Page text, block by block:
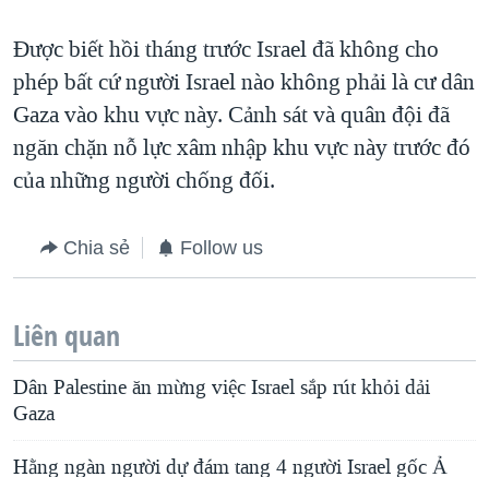
Được biết hồi tháng trước Israel đã không cho
phép bất cứ người Israel nào không phải là cư dân
Gaza vào khu vực này. Cảnh sát và quân đội đã
ngăn chặn nỗ lực xâm nhập khu vực này trước đó
của những người chống đối.
Chia sẻ Follow us
Liên quan
Dân Palestine ăn mừng việc Israel sắp rút khỏi dải
Gaza
Hằng ngàn người dự đám tang 4 người Israel gốc Ả